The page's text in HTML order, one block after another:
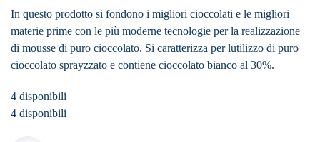
In questo prodotto si fondono i migliori cioccolati e le migliori
materie prime con le più moderne tecnologie per la realizzazione
di mousse di puro cioccolato. Si caratterizza per lutilizzo di puro
cioccolato sprayzzato e contiene cioccolato bianco al 30%.
4 disponibili
4 disponibili